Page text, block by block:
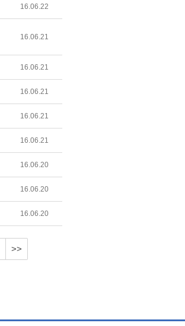
16.06.22
16.06.21
16.06.21
16.06.21
16.06.21
16.06.21
16.06.20
16.06.20
16.06.20
>>